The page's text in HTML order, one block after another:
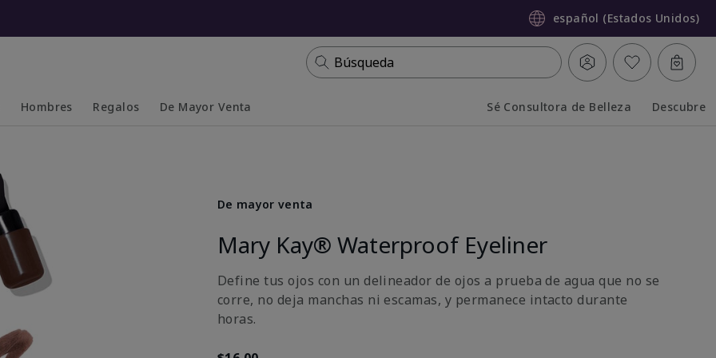
español (Estados Unidos)
Búsqueda
Hombres Regalos De Mayor Venta Sé Consultora de Belleza Descubre
De mayor venta
Mary Kay® Waterproof Eyeliner
Define tus ojos con un delineador de ojos a prueba de agua que no se
corre, no deja manchas ni escamas, y permanece intacto durante
horas.